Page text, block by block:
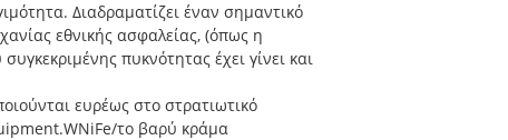
Διαδραματίζει έναν σημαντικό
εθνικής ασφαλείας, (όπως η
πυκνότητας έχει γίνει και
ευρέως στο στρατιωτικό
το βαρύ κράμα